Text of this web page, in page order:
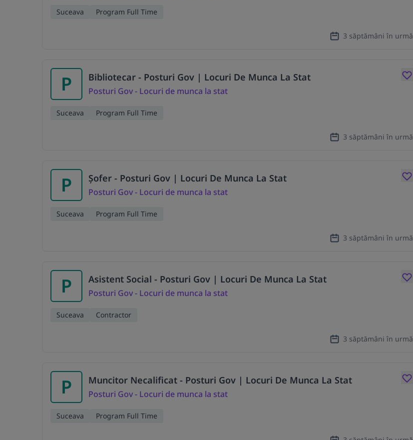
Suceava Program Full Time
3 săptămâni în urmă
P Bibliotecar - Posturi Gov | Locuri De Munca La Stat
Posturi Gov - Locuri de munca la stat
Suceava Program Full Time
3 săptămâni în urmă
P Șofer - Posturi Gov | Locuri De Munca La Stat
Posturi Gov - Locuri de munca la stat
Suceava Program Full Time
3 săptămâni în urmă
P Asistent Social - Posturi Gov | Locuri De Munca La Stat
Posturi Gov - Locuri de munca la stat
Suceava Contractor
3 săptămâni în urmă
P Muncitor Necalificat - Posturi Gov | Locuri De Munca La Stat
Posturi Gov - Locuri de munca la stat
Suceava Program Full Time